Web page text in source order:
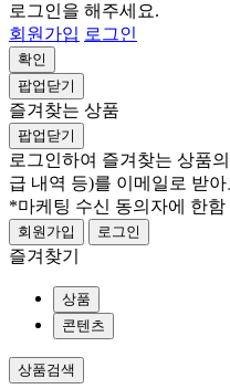
로그인을 해주세요.
회원가입 로그인
확인
팝업닫기
즐겨찾는 상품
팝업닫기
로그인하여 즐겨찾는 상품
급 내역 등)를 이메일로 받
*마케팅 수신 동의자에 한함
회원가입 로그인
즐겨찾기
상품
콘텐츠
상품검색